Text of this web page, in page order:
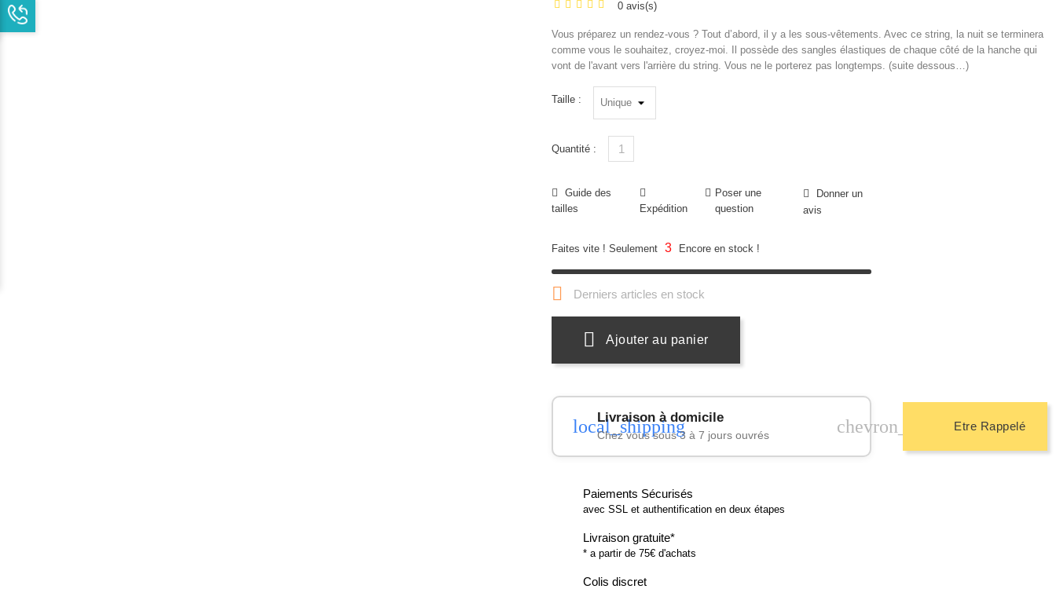
0 avis(s)
Vous préparez un rendez-vous ? Tout d’abord, il y a les sous-vêtements. Avec ce string, la nuit se terminera
comme vous le souhaitez, croyez-moi. Il possède des sangles élastiques de chaque côté de la hanche qui
vont de l'avant vers l'arrière du string. Vous ne le porterez pas longtemps. (suite dessous…)
Taille :
Quantité :
Guide des
tailles
Expédition
Poser une
question
Donner un
avis
Faites vite ! Seulement 3 Encore en stock !
 Derniers articles en stock
Ajouter au panier
local_shipping
Livraison à domicile
Chez vous sous 3 à 7 jours ouvrés chevron_right Etre Rappelé
Paiements Sécurisés
avec SSL et authentification en deux étapes
Livraison gratuite*
* a partir de 75€ d'achats
Colis discret